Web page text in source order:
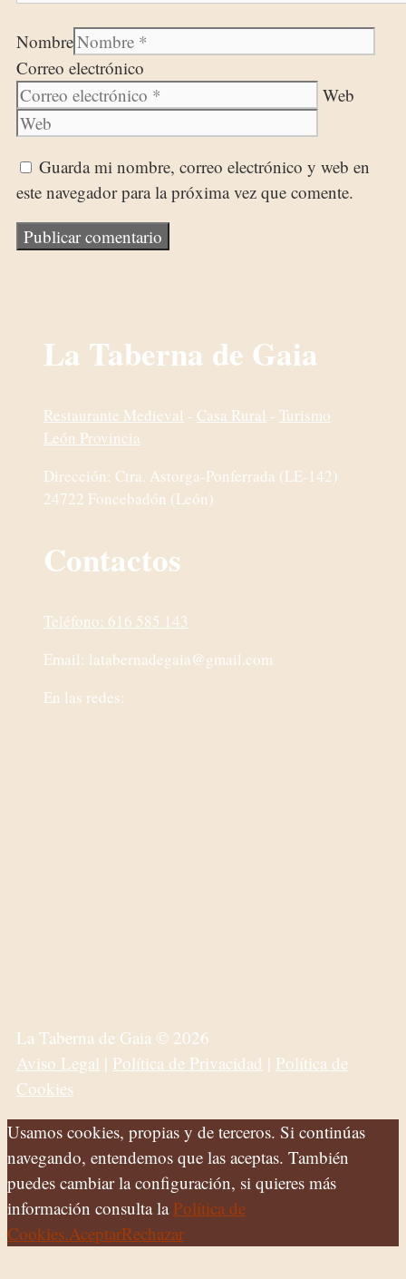
Nombre
Correo electrónico
Web
Guarda mi nombre, correo electrónico y web en
este navegador para la próxima vez que comente.
La Taberna de Gaia
Restaurante Medieval - Casa Rural - Turismo
León Provincia
Dirección: Ctra. Astorga-Ponferrada (LE-142)
24722 Foncebadón (León)
Contactos
Teléfono: 616 585 143
Email: latabernadegaia@gmail.com
En las redes:
La Taberna de Gaia © 2026
Aviso Legal | Política de Privacidad | Política de
Cookies
Usamos cookies, propias y de terceros. Si continúas
navegando, entendemos que las aceptas. También
puedes cambiar la configuración, si quieres más
información consulta la Política de
Cookies.AceptarRechazar